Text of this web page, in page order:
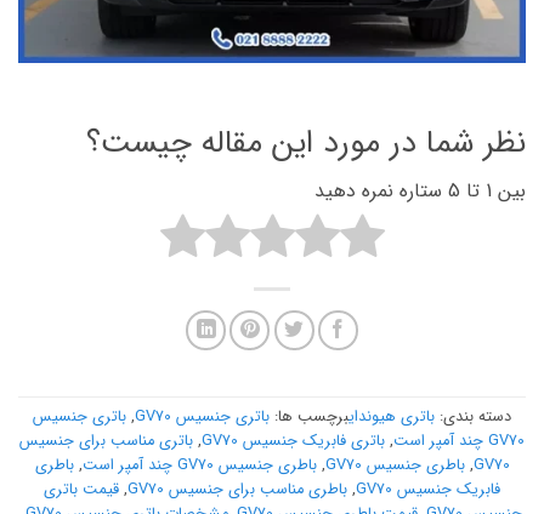
نظر شما در مورد این مقاله چیست؟
بین 1 تا 5 ستاره نمره دهید
دسته بندی: باتری هیوندایبرچسب ها: باتری جنسیس GV70 , باتری جنسیس
GV70 چند آمپر است
, باتری فابریک جنسیس GV70 , باتری مناسب برای جنسیس
GV70
,باطری جنسیس GV70 ,باطری جنسیس GV70 چند آمپر است ,باطری
فابریک جنسیس GV70
, باطری مناسب برای جنسیس GV70 , قیمت باتری